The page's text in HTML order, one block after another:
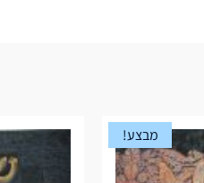
מבצע!